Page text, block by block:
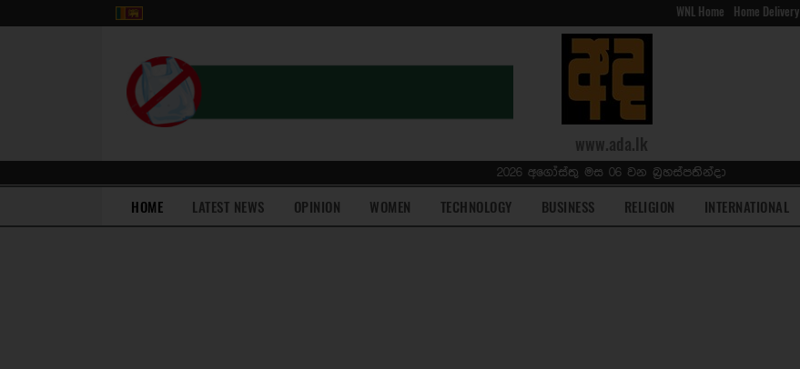
WNL Home Home Delivery
www.ada.lk
2026 අගෝස්තු මස 06 වන බ්‍රහස්පතින්දා
HOME(current)LATEST NEWS OPINION WOMEN TECHNOLOGY BUSINESS RELIGION INTERNATIONAL